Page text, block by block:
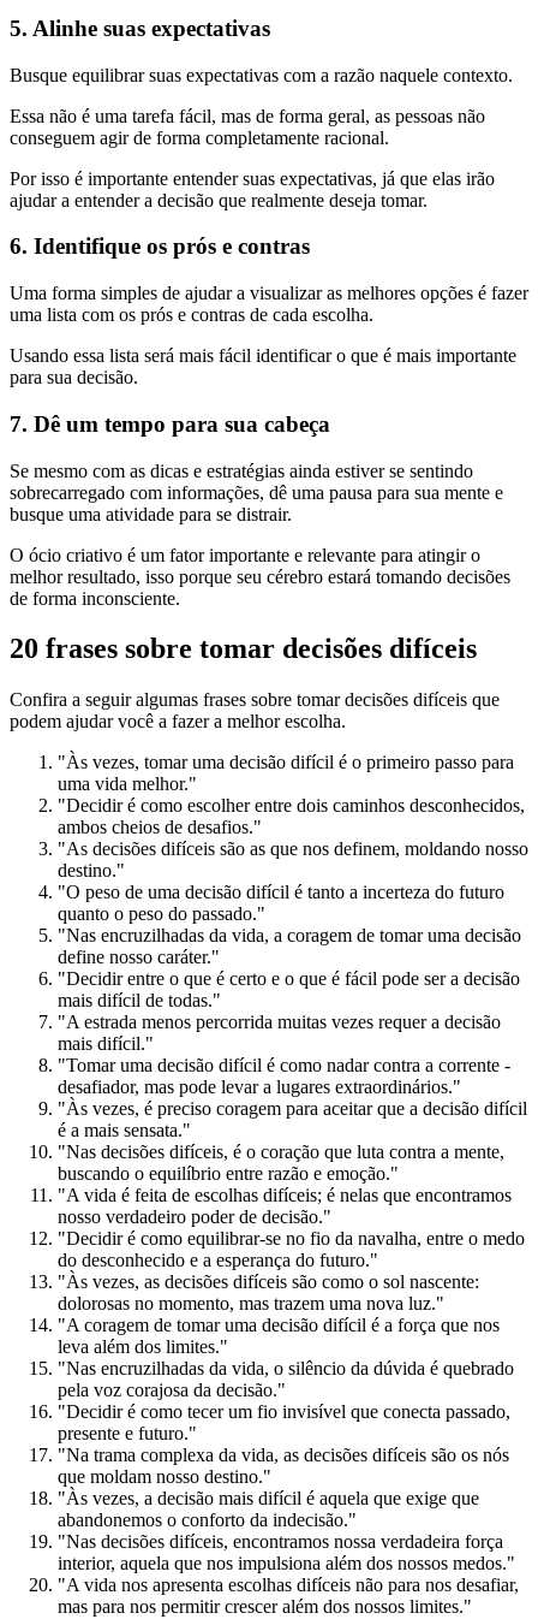
5. Alinhe suas expectativas
Busque equilibrar suas expectativas com a razão naquele contexto.
Essa não é uma tarefa fácil, mas de forma geral, as pessoas não
conseguem agir de forma completamente racional.
Por isso é importante entender suas expectativas, já que elas irão
ajudar a entender a decisão que realmente deseja tomar.
6. Identifique os prós e contras
Uma forma simples de ajudar a visualizar as melhores opções é fazer
uma lista com os prós e contras de cada escolha.
Usando essa lista será mais fácil identificar o que é mais importante
para sua decisão.
7. Dê um tempo para sua cabeça
Se mesmo com as dicas e estratégias ainda estiver se sentindo
sobrecarregado com informações, dê uma pausa para sua mente e
busque uma atividade para se distrair.
O ócio criativo é um fator importante e relevante para atingir o
melhor resultado, isso porque seu cérebro estará tomando decisões
de forma inconsciente.
20 frases sobre tomar decisões difíceis
Confira a seguir algumas frases sobre tomar decisões difíceis que
podem ajudar você a fazer a melhor escolha.
"Às vezes, tomar uma decisão difícil é o primeiro passo para
uma vida melhor."
"Decidir é como escolher entre dois caminhos desconhecidos,
ambos cheios de desafios."
"As decisões difíceis são as que nos definem, moldando nosso
destino."
"O peso de uma decisão difícil é tanto a incerteza do futuro
quanto o peso do passado."
"Nas encruzilhadas da vida, a coragem de tomar uma decisão
define nosso caráter."
"Decidir entre o que é certo e o que é fácil pode ser a decisão
mais difícil de todas."
"A estrada menos percorrida muitas vezes requer a decisão
mais difícil."
"Tomar uma decisão difícil é como nadar contra a corrente -
desafiador, mas pode levar a lugares extraordinários."
"Às vezes, é preciso coragem para aceitar que a decisão difícil
é a mais sensata."
"Nas decisões difíceis, é o coração que luta contra a mente,
buscando o equilíbrio entre razão e emoção."
"A vida é feita de escolhas difíceis; é nelas que encontramos
nosso verdadeiro poder de decisão."
"Decidir é como equilibrar-se no fio da navalha, entre o medo
do desconhecido e a esperança do futuro."
"Às vezes, as decisões difíceis são como o sol nascente:
dolorosas no momento, mas trazem uma nova luz."
"A coragem de tomar uma decisão difícil é a força que nos
leva além dos limites."
"Nas encruzilhadas da vida, o silêncio da dúvida é quebrado
pela voz corajosa da decisão."
"Decidir é como tecer um fio invisível que conecta passado,
presente e futuro."
"Na trama complexa da vida, as decisões difíceis são os nós
que moldam nosso destino."
"Às vezes, a decisão mais difícil é aquela que exige que
abandonemos o conforto da indecisão."
"Nas decisões difíceis, encontramos nossa verdadeira força
interior, aquela que nos impulsiona além dos nossos medos."
"A vida nos apresenta escolhas difíceis não para nos desafiar,
mas para nos permitir crescer além dos nossos limites."